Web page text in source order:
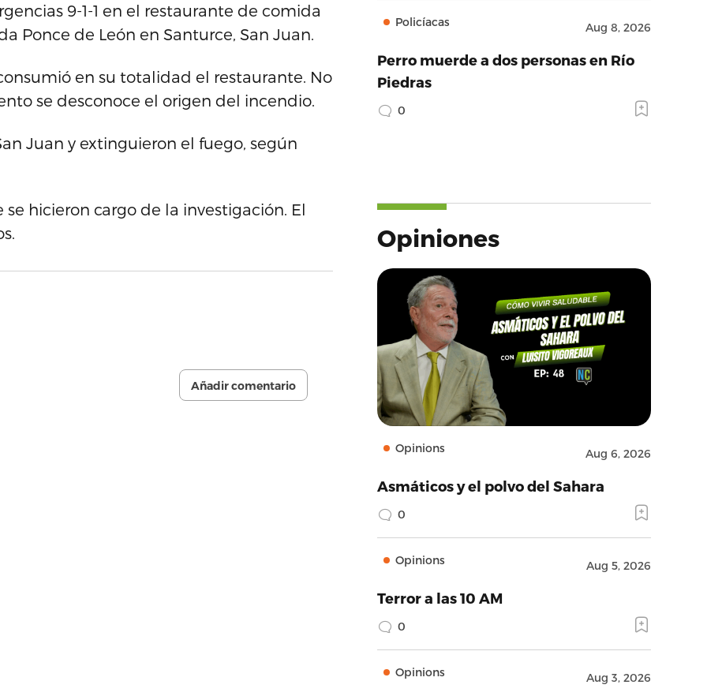
9-1-1 en el restaurante de comida
Ponce de León en Santurce, San Juan.
en su totalidad el restaurante. No
se desconoce el origen del incendio.
Juan y extinguieron el fuego, según
hicieron cargo de la investigación. El
Añadir comentario
Policíacas Aug 8, 2026
Perro muerde a dos personas en Río
Piedras
0
Opiniones
Opinions Aug 6, 2026
Asmáticos y el polvo del Sahara
0
Opinions Aug 5, 2026
Terror a las 10 AM
0
Opinions Aug 3, 2026